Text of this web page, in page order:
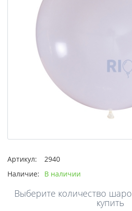
Артикул:
2940
Наличие:
В наличии
Выберите количество
купить